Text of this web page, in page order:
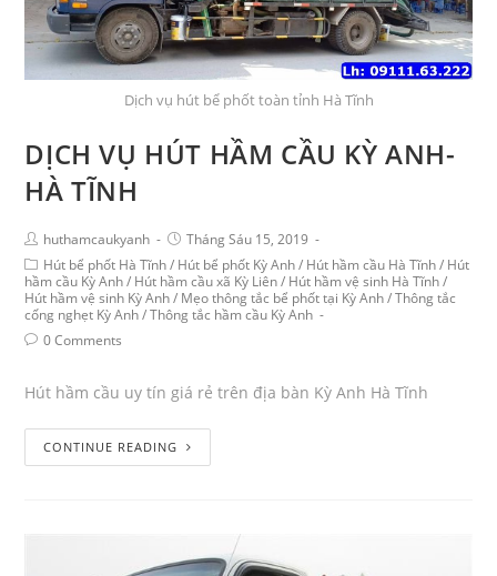
Dịch vụ hút bể phốt toàn tỉnh Hà Tĩnh
DỊCH VỤ HÚT HẦM CẦU KỲ ANH-
HÀ TĨNH
huthamcaukyanh
Tháng Sáu 15, 2019
Hút bể phốt Hà Tĩnh / Hút bể phốt Kỳ Anh / Hút hầm cầu Hà Tĩnh / Hút
hầm cầu Kỳ Anh / Hút hầm cầu xã Kỳ Liên / Hút hầm vệ sinh Hà Tĩnh /
Hút hầm vệ sinh Kỳ Anh / Mẹo thông tắc bể phốt tại Kỳ Anh / Thông tắc
cống nghẹt Kỳ Anh / Thông tắc hầm cầu Kỳ Anh
0 Comments
Hút hầm cầu uy tín giá rẻ trên địa bàn Kỳ Anh Hà Tĩnh
CONTINUE READING